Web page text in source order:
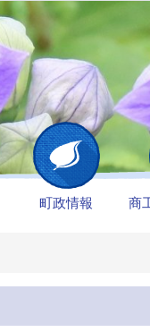
町政情報 商